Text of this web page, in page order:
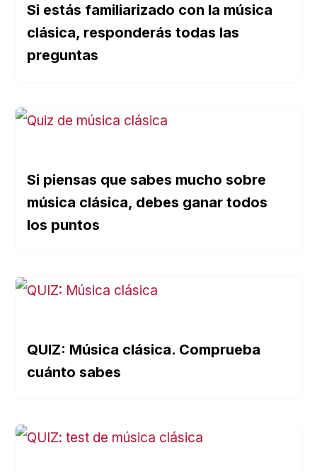
Si estás familiarizado con la música
clásica, responderás todas las
preguntas
Si piensas que sabes mucho sobre
música clásica, debes ganar todos
los puntos
QUIZ: Música clásica. Comprueba
cuánto sabes